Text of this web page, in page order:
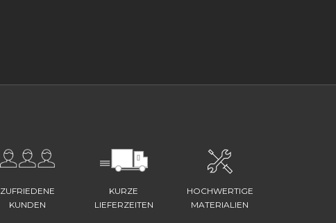
ZUFRIEDENE
KUNDEN
KURZE
LIEFERZEITEN
HOCHWERTIGE
MATERIALIEN